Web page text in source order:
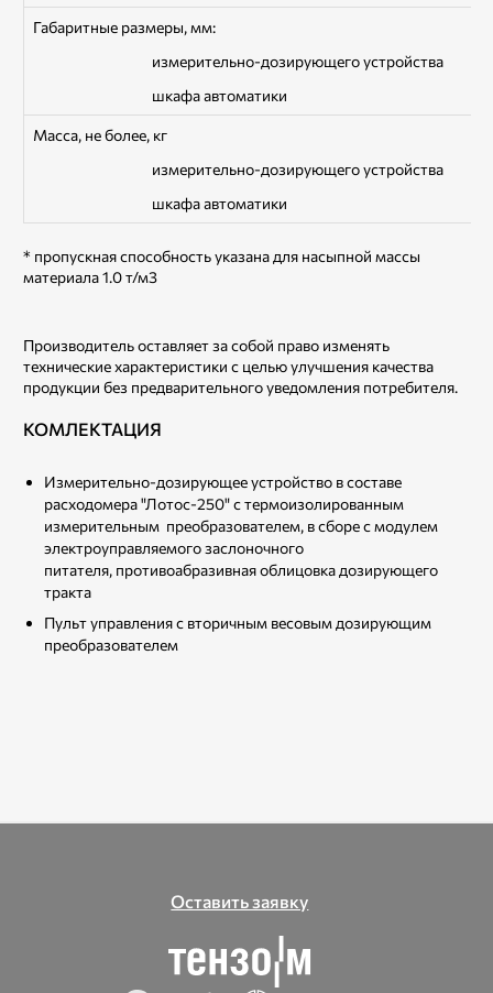
Габаритные размеры, мм:
измерительно-дозирующего устройства
шкафа автоматики
Масса, не более, кг
измерительно-дозирующего устройства
шкафа автоматики
* пропускная способность указана для насыпной массы
материала 1.0 т/м3
Производитель оставляет за собой право изменять
технические характеристики с целью улучшения качества
продукции без предварительного уведомления потребителя.
КОМЛЕКТАЦИЯ
Измерительно-дозирующее устройство в составе
расходомера "Лотос-250" с термоизолированным
измерительным преобразователем, в сборе с модулем
электроуправляемого заслоночного
питателя, противоабразивная облицовка дозирующего
тракта
Пульт управления с вторичным весовым дозирующим
преобразователем
Оставить заявку